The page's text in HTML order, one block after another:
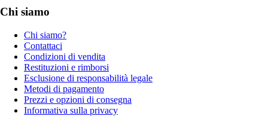
Chi siamo
Chi siamo?
Contattaci
Condizioni di vendita
Restituzioni e rimborsi
Esclusione di responsabilità legale
Metodi di pagamento
Prezzi e opzioni di consegna
Informativa sulla privacy